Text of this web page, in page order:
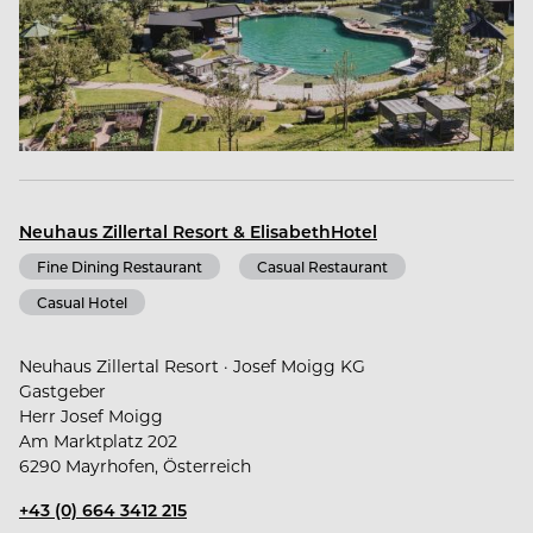
regionaler Kulinarik, Natur, abwechslungsreichen
Erlebnissen sowie Erholung und Entspannung.
Das Neuhaus Zillertal Resort ist ein Platz, der zu
Mayrhofen gehört wie die Berge zu den Alpen. Wo
jahrhundertealte Tiroler Geschichte in jedem Raum,
spürbar wird.
ElisabethHotel – Premium. Private. Retreat.
Premium. Private. Retreat. Eine ganz besondere
Symbiose, die essentielle Urlaubsansprüche
Neuhaus Zillertal Resort & ElisabethHotel
Fine Dining Restaurant
Casual Restaurant
Casual Hotel
Neuhaus Zillertal Resort · Josef Moigg KG
Gastgeber
Herr Josef Moigg
Am Marktplatz 202
6290 Mayrhofen, Österreich
+43 (0) 664 3412 215